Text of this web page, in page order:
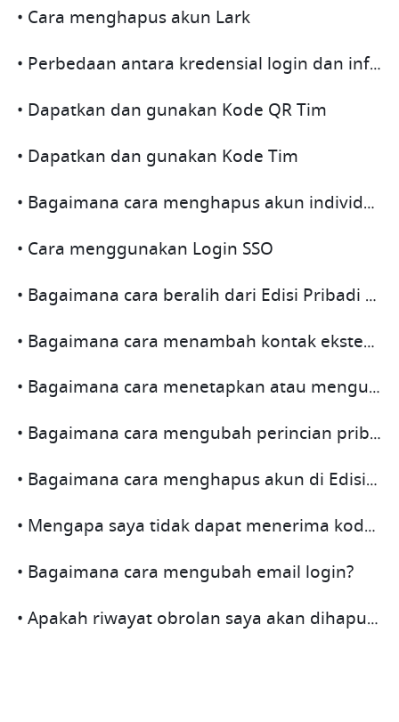
• Cara menghapus akun Lark
• Perbedaan antara kredensial login dan info kontak
• Dapatkan dan gunakan Kode QR Tim
• Dapatkan dan gunakan Kode Tim
• Bagaimana cara menghapus akun individu atau membubarkan perusahaan?
• Cara menggunakan Login SSO
• Bagaimana cara beralih dari Edisi Pribadi ke Edisi Tim?
• Bagaimana cara menambah kontak eksternal?
• Bagaimana cara menetapkan atau mengubah kata sandi?
• Bagaimana cara mengubah perincian pribadi saya?
• Bagaimana cara menghapus akun di Edisi Pribadi?
• Mengapa saya tidak dapat menerima kode verifikasi SMS atau email?
• Bagaimana cara mengubah email login?
• Apakah riwayat obrolan saya akan dihapus jika saya mengubah alamat email login saya?